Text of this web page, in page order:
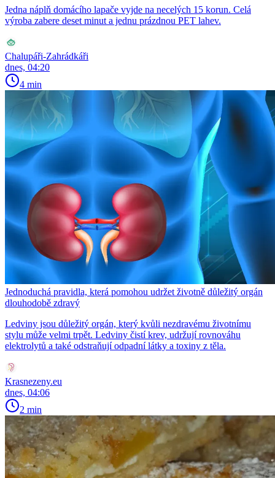
Jedna náplň domácího lapače vyjde na necelých 15 korun. Celá
výroba zabere deset minut a jednu prázdnou PET lahev.
Chalupáři-Zahrádkáři
dnes, 04:20
4 min
Jednoduchá pravidla, která pomohou udržet životně důležitý orgán
dlouhodobě zdravý
Ledviny jsou důležitý orgán, který kvůli nezdravému životnímu
stylu může velmi trpět. Ledviny čistí krev, udržují rovnováhu
elektrolytů a také odstraňují odpadní látky a toxiny z těla.
Krasnezeny.eu
dnes, 04:06
2 min